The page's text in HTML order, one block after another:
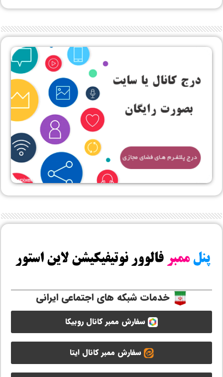
خدمات شبکه های اجتماعی ایرانی
سفارش ممبر کانال روبیکا
سفارش ممبر کانال ایتا